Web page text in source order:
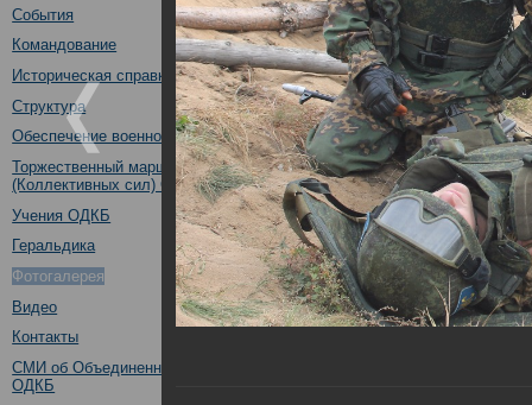
События
Командование
Историческая справка
Структура
Обеспечение военной безопасности
Торжественный марш Войск
(Коллективных сил) ОДКБ
Учения ОДКБ
Геральдика
Фотогалерея
Видео
Контакты
СМИ об Объединенном штабе
ОДКБ
"Нерушимое братство-2016"
23.08.2016